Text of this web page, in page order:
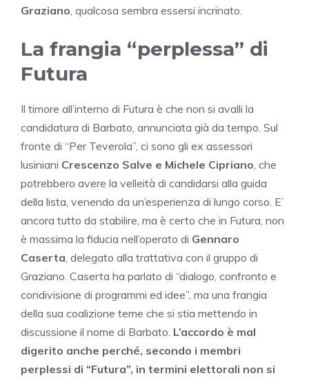
Graziano, qualcosa sembra essersi incrinato.
La frangia “perplessa” di
Futura
Il timore all’interno di Futura è che non si avalli la
candidatura di Barbato, annunciata già da tempo. Sul
fronte di “Per Teverola”, ci sono gli ex assessori
lusiniani Crescenzo Salve e Michele Cipriano, che
potrebbero avere la velleità di candidarsi alla guida
della lista, venendo da un’esperienza di lungo corso. E’
ancora tutto da stabilire, ma è certo che in Futura, non
è massima la fiducia nell’operato di Gennaro
Caserta, delegato alla trattativa con il gruppo di
Graziano. Caserta ha parlato di “dialogo, confronto e
condivisione di programmi ed idee”, ma una frangia
della sua coalizione teme che si stia mettendo in
discussione il nome di Barbato. L’accordo è mal
digerito anche perché, secondo i membri
perplessi di “Futura”, in termini elettorali non si